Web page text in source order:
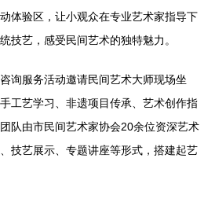
体验区，让小观众在专业艺术家指导下
技艺，感受民间艺术的独特魅力。
询服务活动邀请民间艺术大师现场坐
工艺学习、非遗项目传承、艺术创作指
队由市民间艺术家协会20余位资深艺术
技艺展示、专题讲座等形式，搭建起艺